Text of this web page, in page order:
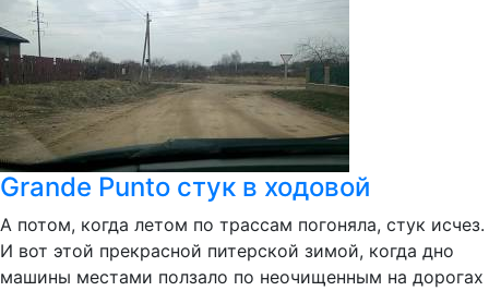
Grande Punto стук в ходовой
А потом, когда летом по трассам погоняла, стук исчез.
И вот этой прекрасной питерской зимой, когда дно
машины местами ползало по неочищенным на дорогах